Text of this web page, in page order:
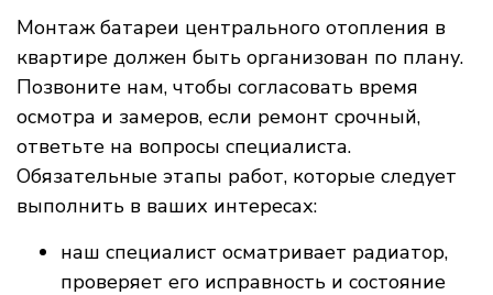
Монтаж батареи центрального отопления в
квартире должен быть организован по плану.
Позвоните нам, чтобы согласовать время
осмотра и замеров, если ремонт срочный,
ответьте на вопросы специалиста.
Обязательные этапы работ, которые следует
выполнить в ваших интересах:
наш специалист осматривает радиатор,
проверяет его исправность и состояние